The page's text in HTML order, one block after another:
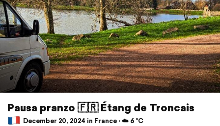
Pausa pranzo 🇫🇷 Étang de Troncais
December 20, 2024 in France ⋅ ☁️ 6 °C